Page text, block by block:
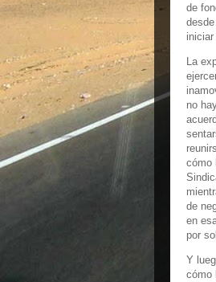
de
La
no
cómo
de
en
por
Y
cómo